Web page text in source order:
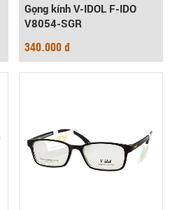
Gọng kính V-IDOL F-IDO
V8054-SGR
340.000 đ